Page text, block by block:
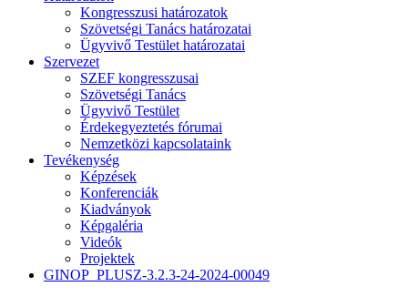
Kongresszusi határozatok
Szövetségi Tanács határozatai
Ügyvivő Testület határozatai
Szervezet
SZEF kongresszusai
Szövetségi Tanács
Ügyvivő Testület
Érdekegyeztetés fórumai
Nemzetközi kapcsolataink
Tevékenység
Képzések
Konferenciák
Kiadványok
Képgaléria
Videók
Projektek
GINOP_PLUSZ-3.2.3-24-2024-00049